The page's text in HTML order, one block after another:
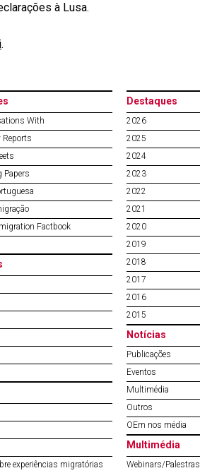
à Lusa.
.
With
Reports
Papers
Factbook
experiências migratórias
Destaques
2026
2025
2024
2023
2022
2021
2020
2019
2018
2017
2016
2015
Notícias
Publicações
Eventos
Multimédia
Outros
OEm nos média
Multimédia
Webinars/Palestras